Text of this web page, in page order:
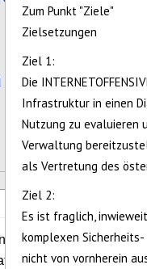
Daten
der
Zum Punkt "Ziele"
Zielsetzungen
Ziel 1:
Die
Infrastruktur in einen
Nutzung zu evaluieren
Verwaltung
als Vertretung des
Ziel 2:
Es ist fraglich,
komplexen
nicht von vornherein